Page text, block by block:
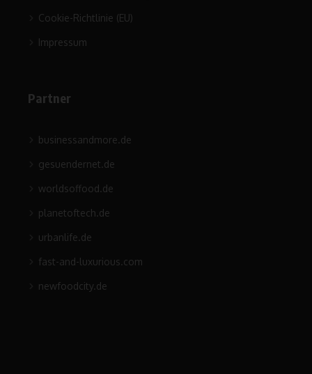
Cookie-Richtlinie (EU)
Impressum
Partner
businessandmore.de
gesuendernet.de
worldsoffood.de
planetoftech.de
urbanlife.de
fast-and-luxurious.com
newfoodcity.de